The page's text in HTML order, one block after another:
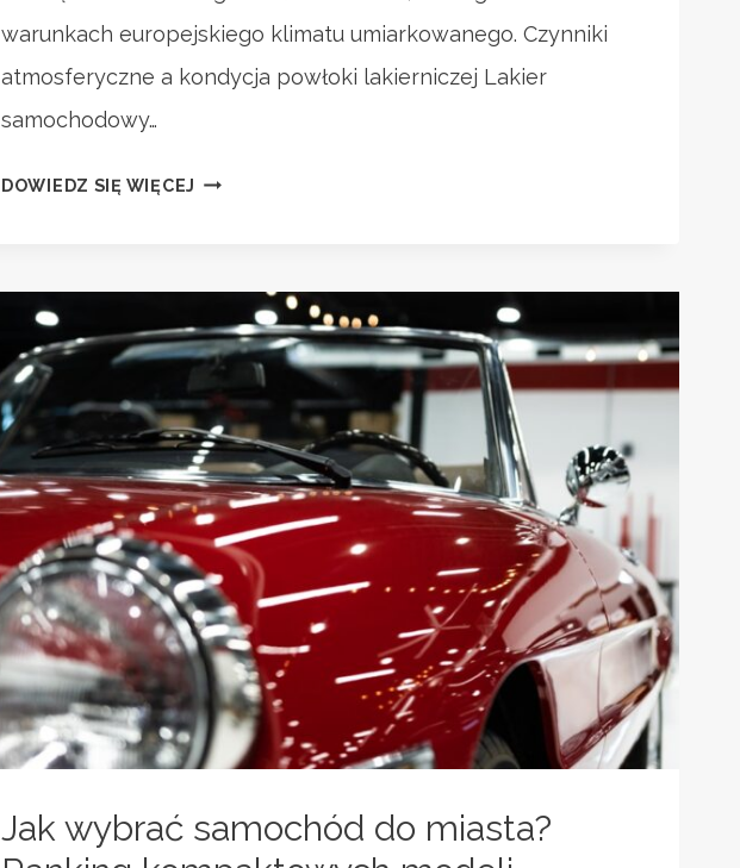
warunkach europejskiego klimatu umiarkowanego. Czynniki
atmosferyczne a kondycja powłoki lakierniczej Lakier
samochodowy…
DOWIEDZ SIĘ WIĘCEJ PORADNIK:
LAKIER
SAMOCHODOWY
DESZCZU?
Jak wybrać samochód do miasta?